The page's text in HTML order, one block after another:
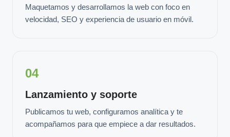
Maquetamos y desarrollamos la web con foco en
velocidad, SEO y experiencia de usuario en móvil.
04
Lanzamiento y soporte
Publicamos tu web, configuramos analítica y te
acompañamos para que empiece a dar resultados.